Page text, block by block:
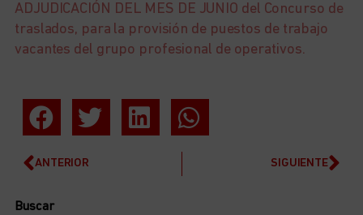
ADJUDICACIÓN DEL MES DE JUNIO del Concurso de
traslados, para la provisión de puestos de trabajo
vacantes del grupo profesional de operativos.
ANTERIOR SIGUIENTE
Buscar